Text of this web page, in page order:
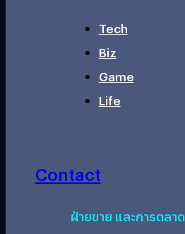
Tech
Biz
Game
Life
Contact
ฝ่ายขาย และการตลาด